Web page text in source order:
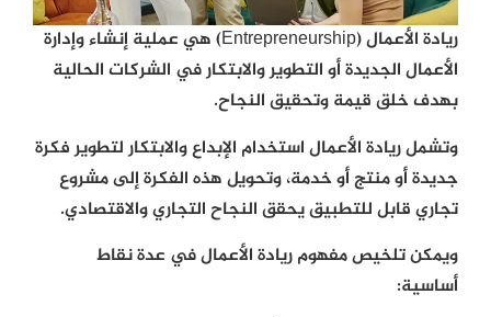
ريادة الأعمال (Entrepreneurship) هي عملية إنشاء وإدارة
الأعمال الجديدة أو التطوير والابتكار في الشركات الحالية
بهدف خلق قيمة وتحقيق النجاح.
وتشمل ريادة الأعمال استخدام الإبداع والابتكار لتطوير فكرة
جديدة أو منتج أو خدمة، وتحويل هذه الفكرة إلى مشروع
تجاري قابل للتطبيق يحقق النجاح التجاري والاقتصادي.
ويمكن تلخيص مفهوم ريادة الأعمال في عدة نقاط
أساسية: